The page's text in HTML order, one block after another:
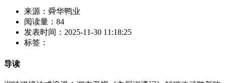
来源：舜华鸭业
阅读量：84
发表时间：2025-11-30 11:18:25
标签：
导读